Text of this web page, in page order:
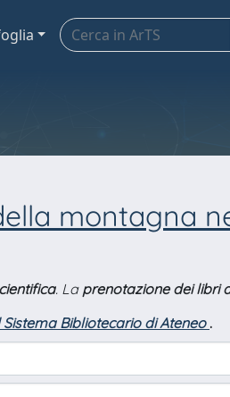
montagna
. La prenotazione dei libri
Sistema Bibliotecario di Ateneo .